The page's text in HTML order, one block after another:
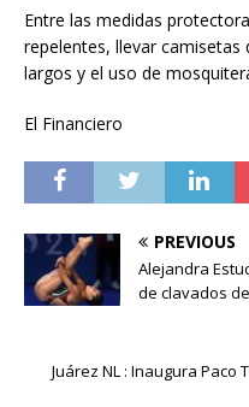
Entre las medidas
repelentes, llevar
largos y el uso de
El Financiero
PREVIOUS
Alejandra
de clavados
Juárez NL : Inaugura